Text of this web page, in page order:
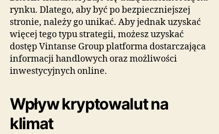
rynku. Dlatego, aby być po bezpieczniejszej
stronie, należy go unikać. Aby jednak uzyskać
więcej tego typu strategii, możesz uzyskać
dostęp Vintanse Group platforma dostarczająca
informacji handlowych oraz możliwości
inwestycyjnych online.
Wpływ kryptowalut na
klimat